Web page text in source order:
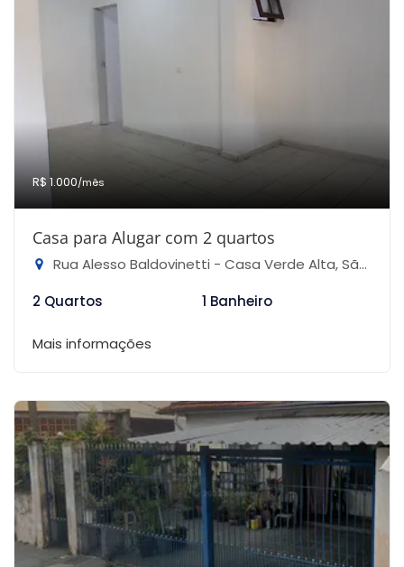
R$ 1.000/mês
Casa para Alugar com 2 quartos
Rua Alesso Baldovinetti - Casa Verde Alta, São Paulo-SP
2 Quartos
1 Banheiro
Mais informações